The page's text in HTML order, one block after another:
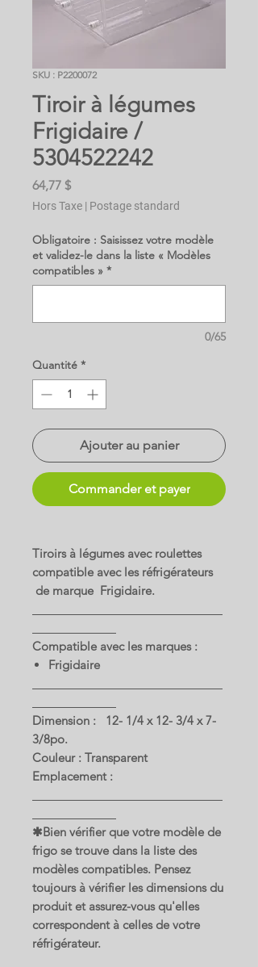
SKU : P2200072
Tiroir à légumes
Frigidaire /
5304522242
64,77 $Prix
Hors Taxe | Postage standard
Obligatoire : Saisissez votre modèle
et validez-le dans la liste « Modèles
compatibles » *
0/65
Quantité *
Ajouter au panier
Commander et payer
Tiroirs à légumes avec roulettes
compatible avec les réfrigérateurs
de marque Frigidaire.
Compatible avec les marques :
Frigidaire
Dimension : 12- 1/4 x 12- 3/4 x 7-
3/8po.
Couleur : Transparent
Emplacement :
✱Bien vérifier que votre modèle de
frigo se trouve dans la liste des
modèles compatibles. Pensez
toujours à vérifier les dimensions du
produit et assurez-vous qu'elles
correspondent à celles de votre
réfrigérateur.